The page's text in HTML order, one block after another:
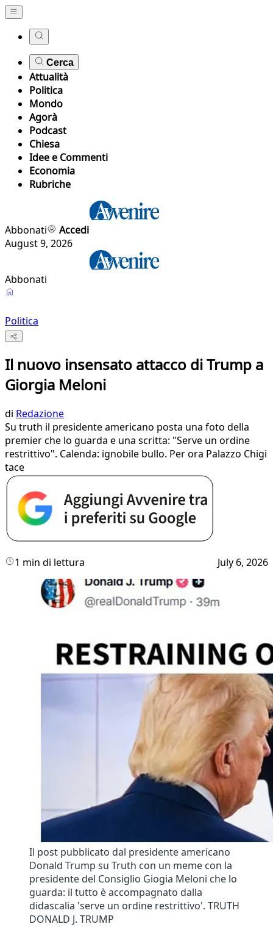
Cerca
Attualità
Politica
Mondo
Agorà
Podcast
Chiesa
Idee e Commenti
Economia
Rubriche
Abbonati
Accedi
August 9, 2026
Abbonati
Politica
Il nuovo insensato attacco di Trump a
Giorgia Meloni
di Redazione
Su truth il presidente americano posta una foto della
premier che lo guarda e una scritta: "Serve un ordine
restrittivo". Calenda: ignobile bullo. Per ora Palazzo Chigi
tace
1 min di lettura July 6, 2026
Il post pubblicato dal presidente americano
Donald Trump su Truth con un meme con la
presidente del Consiglio Giogia Meloni che lo
guarda: il tutto è accompagnato dalla
didascalia 'serve un ordine restrittivo'. TRUTH
DONALD J. TRUMP